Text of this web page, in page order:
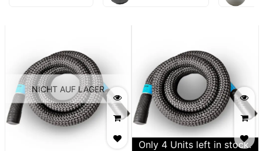
NICHT AUF LAGER
Only 4 Units left in stock.